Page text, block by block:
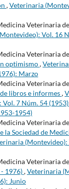
,Veterinaria
Veterinaria
Vol. 16
Veterinaria
optimismo,
Marzo
Veterinaria
libros e informes,
Vol. 7 Núm. 54
1954)
Veterinaria
la Sociedad de
(Montevideo):
Veterinaria
- 1976),Veterinaria
Junio